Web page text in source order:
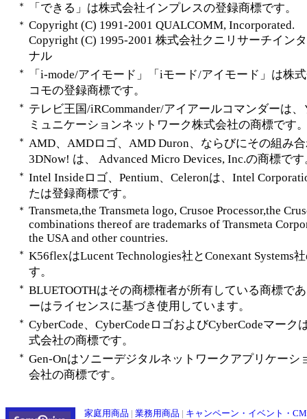
＊ 「できる」は株式会社インプレスの登録商標です。
＊ Copyright (C) 1991-2001 QUALCOMM, Incorporated.
Copyright (C) 1995-2001 株式会社クニリサーチイン
ナル
＊
「i-mode/アイモード」「iモード/アイモード」は株
コモの登録商標です。
＊ テレビ王国/iRCommander/アイアールコマンダーは
ミュニケーションネットワーク株式会社の商標です
＊ AMD、AMDロゴ、AMD Duron、ならびにその組み
3DNow! は、 Advanced Micro Devices, Inc.の商標です
＊ Intel Insideロゴ、Pentium、Celeronは、Intel
たは登録商標です。
＊ Transmeta,the Transmeta logo, Crusoe Processor,the
combinations thereof are trademarks of Transmeta
the USA and other countries.
＊ K56flexはLucent Technologies社とConexant Systems
す。
＊ BLUETOOTHはその商標権者が所有している商標で
ーはライセンスに基づき使用しています。
＊ CyberCode、CyberCodeロゴおよびCyberCodeマーク
式会社の商標です。
＊ Gen-Onはソニーデジタルネットワークアプリケーシ
会社の商標です。
家庭用商品 | 業務用商品 | キャンペーン・イベント・